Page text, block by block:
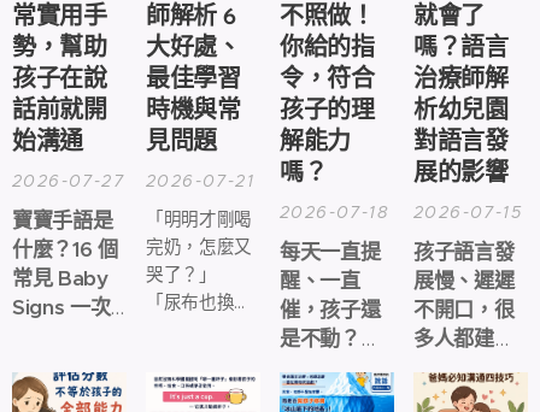
常實用手
勢，幫助
孩子在說
話前就開
始溝通
2026-07-27
寶寶手語是
什麼？16 個
常見 Baby
Signs 一次
都能輕鬆學
師解析 6
大好處、
最佳學習
時機與常
見問題
2026-07-21
「明明才剛喝
完奶，怎麼又
哭了？」
「尿布也換
道他到底想要
不照做！
你給的指
令，符合
孩子的理
解能力
嗎？
2026-07-18
每天一直提
醒、一直
催，孩子還
是不動？問
題可能不在
孩子，而在
就會了
嗎？語言
治療師解
析幼兒園
對語言發
展的影響
2026-07-15
孩子語言發
展慢、遲遲
不開口，很
多人都建議
「送去幼兒
園就好